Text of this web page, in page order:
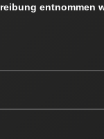
entnommen